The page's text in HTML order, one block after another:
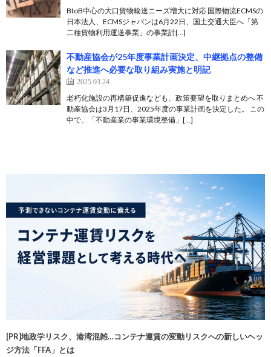
BtoB中心の大口貨物輸送ニーズ増大に対応 国際物流ECMSの
日本法人、ECMSジャパンは6月22日、国土交通大臣へ「第
二種貨物利用運送事業」の事業計[…]
不動産協会が25年度事業計画決定、中継拠点の整備
など推進へ必要な取り組み実施と明記
2025.03.24
老朽化施設の再構築促進なども、政策要望を取りまとめへ 不
動産協会は3月17日、2025年度の事業計画を決定した。 この
中で、「不動産業の事業環境整備」[…]
[PR]地政学リスク、港湾混雑…コンテナ運賃の変動リスクへの新しいヘッ
ジ方法「FFA」とは